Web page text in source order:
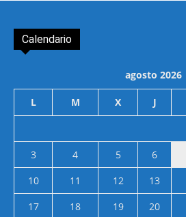
Calendario
agosto 2026
L M X J
3
4 5 6
10
11 12 13
17
18 19 20